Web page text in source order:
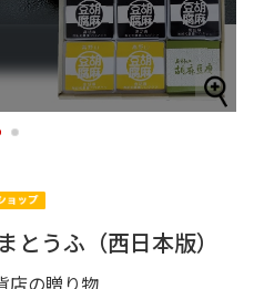
2
うふ（西日本版）
の贈り物